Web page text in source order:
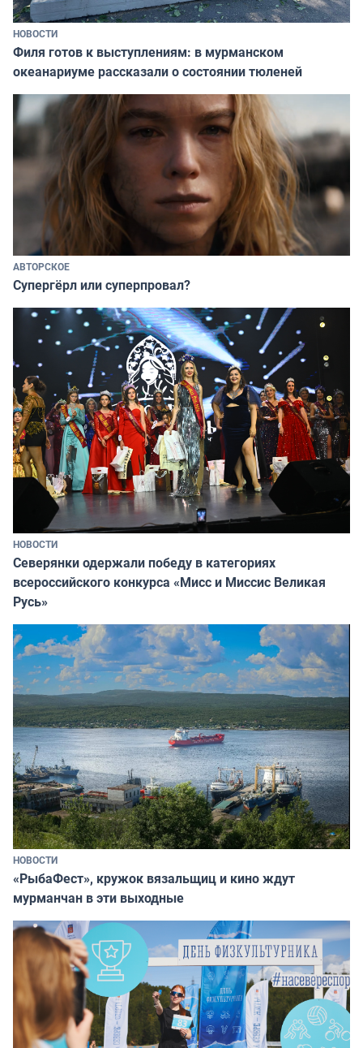
НОВОСТИ
Филя готов к выступлениям: в мурманском
океанариуме рассказали о состоянии тюленей
АВТОРСКОЕ
Супергёрл или суперпровал?
НОВОСТИ
Северянки одержали победу в категориях
всероссийского конкурса «Мисс и Миссис Великая
Русь»
НОВОСТИ
«РыбаФест», кружок вязальщиц и кино ждут
мурманчан в эти выходные